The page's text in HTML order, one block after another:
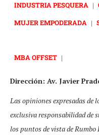
INDUSTRIA PESQUERA |
MUJER EMPODERADA |
MBA OFFSET |
Dirección: Av. Javier
Las opiniones expresadas de
exclusiva responsabilidad de
los puntos de vista de Rumbo